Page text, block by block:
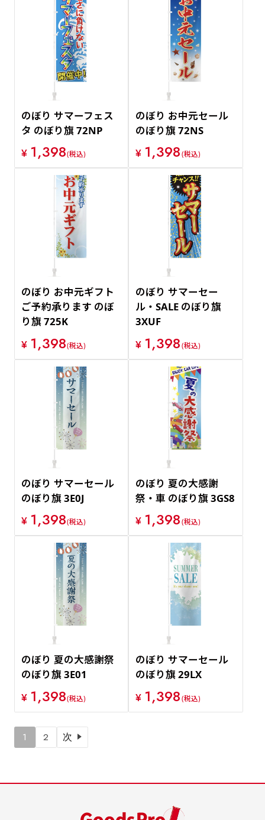
のぼり サマーフェス
タ のぼり旗 72NP
¥ 1,398(税込)
のぼり お中元セール
のぼり旗 72NS
¥ 1,398(税込)
のぼり お中元ギフト
ご予約承ります のぼ
り旗 725K
¥ 1,398(税込)
のぼり サマーセー
ル・SALE のぼり旗
3XUF
¥ 1,398(税込)
のぼり サマーセール
のぼり旗 3E0J
¥ 1,398(税込)
のぼり 夏の大感謝
祭・車 のぼり旗 3GS8
¥ 1,398(税込)
のぼり 夏の大感謝祭
のぼり旗 3E01
¥ 1,398(税込)
のぼり サマーセール
のぼり旗 29LX
¥ 1,398(税込)
1 2 次